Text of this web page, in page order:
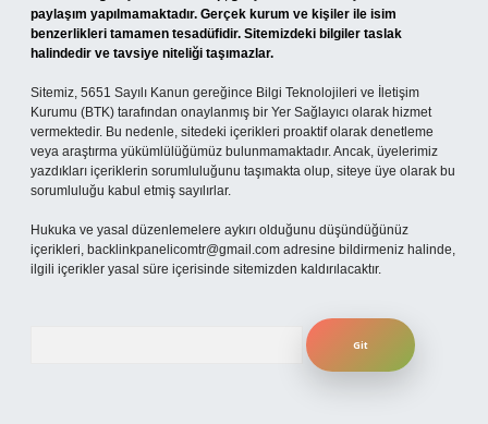
paylaşım yapılmamaktadır. Gerçek kurum ve kişiler ile isim
benzerlikleri tamamen tesadüfidir. Sitemizdeki bilgiler taslak
halindedir ve tavsiye niteliği taşımazlar.
Sitemiz, 5651 Sayılı Kanun gereğince Bilgi Teknolojileri ve İletişim
Kurumu (BTK) tarafından onaylanmış bir Yer Sağlayıcı olarak hizmet
vermektedir. Bu nedenle, sitedeki içerikleri proaktif olarak denetleme
veya araştırma yükümlülüğümüz bulunmamaktadır. Ancak, üyelerimiz
yazdıkları içeriklerin sorumluluğunu taşımakta olup, siteye üye olarak bu
sorumluluğu kabul etmiş sayılırlar.
Hukuka ve yasal düzenlemelere aykırı olduğunu düşündüğünüz
içerikleri, backlinkpanelicomtr@gmail.com adresine bildirmeniz halinde,
ilgili içerikler yasal süre içerisinde sitemizden kaldırılacaktır.